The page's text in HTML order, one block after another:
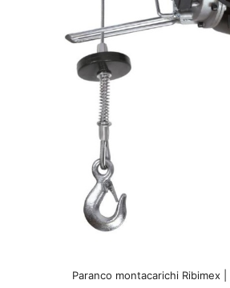
Paranco montacarichi Ribimex